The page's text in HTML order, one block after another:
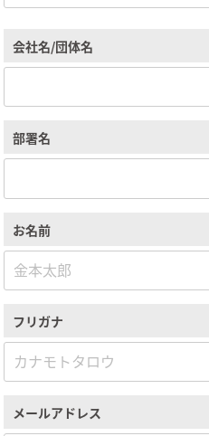
会社名/団体名
部署名
お名前
フリガナ
メールアドレス